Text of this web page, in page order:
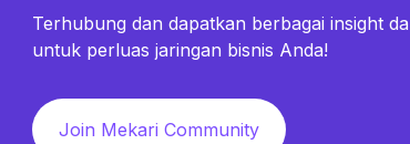
Terhubung dan dapatkan berbagai insight
untuk perluas jaringan bisnis Anda!
Join Mekari Community